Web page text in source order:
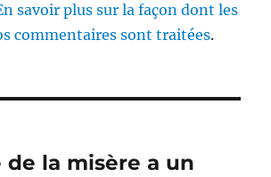
savoir plus sur la façon dont les
commentaires sont traitées.
de la misère a un